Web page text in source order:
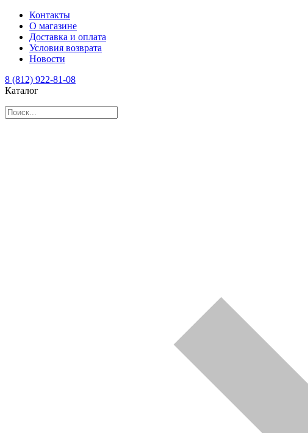
Контакты
О магазине
Доставка и оплата
Условия возврата
Новости
8 (812) 922-81-08
Каталог